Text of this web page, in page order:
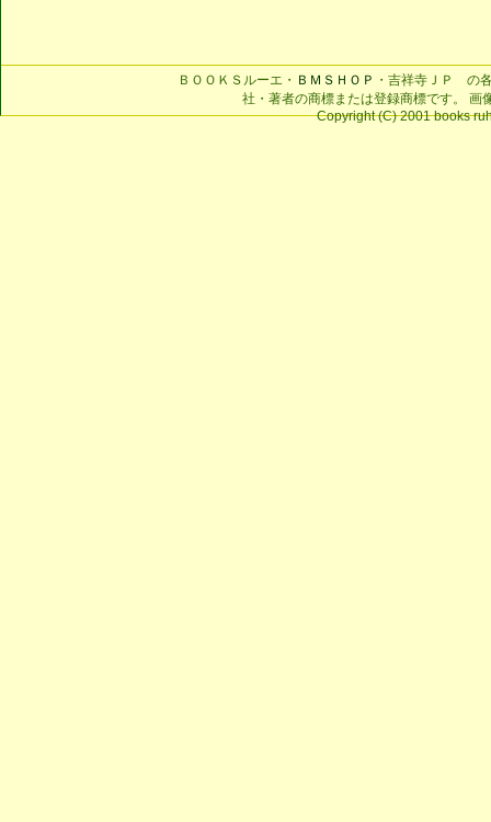
ＢＯＯＫＳルーエ・ ＢＭＳＨＯＰ ・吉祥寺ＪＰ の
社・著者の商標または登録商標です。 画
Copyright (C) 2001 books